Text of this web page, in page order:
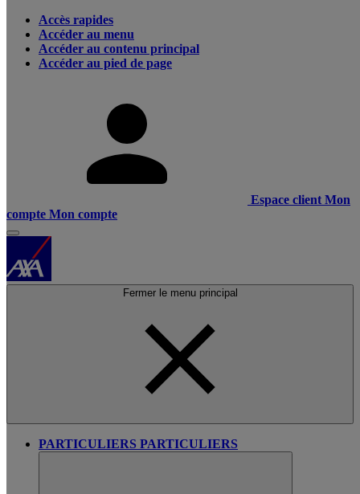
Accès rapides
Accéder au menu
Accéder au contenu principal
Accéder au pied de page
Espace client Mon
compte Mon compte
Fermer le menu principal
PARTICULIERS PARTICULIERS